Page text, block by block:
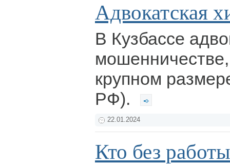
Адвокатская
В Кузбассе
крупном
РФ).
22.01.2024
Кто без